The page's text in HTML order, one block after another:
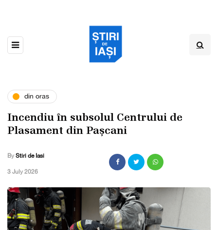
din oras
Incendiu în subsolul Centrului de
Plasament din Pașcani
By Stiri de Iasi
,3 July 2026